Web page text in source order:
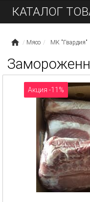
КАТАЛОГ
Мясо МК "Гвардия"
Акция -11%